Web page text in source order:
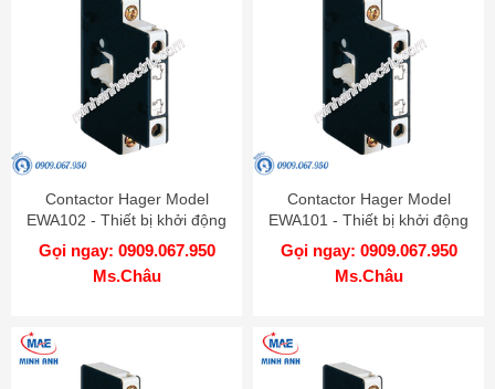
Contactor Hager Model
EWA102 - Thiết bị khởi động
từ
Gọi ngay: 0909.067.950
Ms.Châu
Contactor Hager Model
EWA101 - Thiết bị khởi động
từ
Gọi ngay: 0909.067.950
Ms.Châu